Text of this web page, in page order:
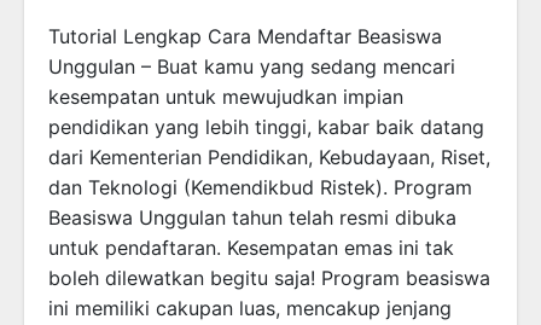
Tutorial Lengkap Cara Mendaftar Beasiswa
Unggulan – Buat kamu yang sedang mencari
kesempatan untuk mewujudkan impian
pendidikan yang lebih tinggi, kabar baik datang
dari Kementerian Pendidikan, Kebudayaan, Riset,
dan Teknologi (Kemendikbud Ristek). Program
Beasiswa Unggulan tahun telah resmi dibuka
untuk pendaftaran. Kesempatan emas ini tak
boleh dilewatkan begitu saja! Program beasiswa
ini memiliki cakupan luas, mencakup jenjang